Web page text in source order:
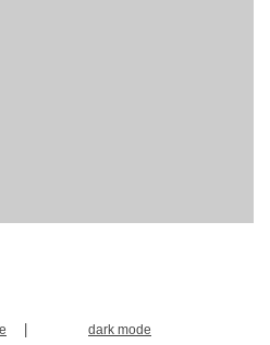
dark mode